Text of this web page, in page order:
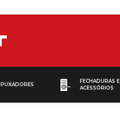
PUXADORES
FECHADURAS E
ACESSÓRIOS